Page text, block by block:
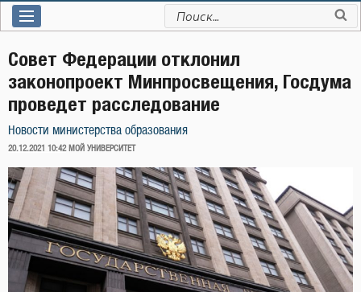
Искать:
Совет Федерации отклонил
законопроект Минпросвещения, Госдума
проведет расследование
Новости министерства образования
ОПУБЛИКОВАНО
20.12.2021 10:42 МОЙ УНИВЕРСИТЕТ